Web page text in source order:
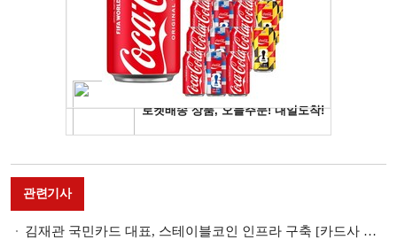
관련기사
김재관 국민카드 대표, 스테이블코인 인프라 구축 [카드사 디지털자산 확산 대응]